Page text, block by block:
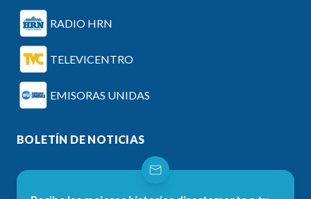
RADIO HRN
TELEVICENTRO
EMISORAS UNIDAS
BOLETÍN DE NOTICIAS